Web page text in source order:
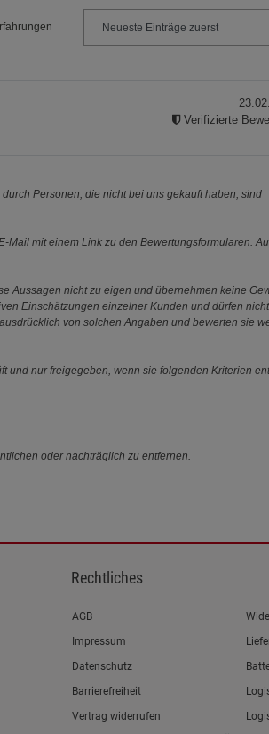
Verifizierte
Personen, die nicht bei uns gekauft haben, sind
mit einem Link zu den Bewertungsformularen.
Aussagen nicht zu eigen und übernehmen keine
Einschätzungen einzelner Kunden und dürfen
von solchen Angaben und bewerten sie
und nur freigegeben, wenn sie folgenden Kriterien
oder nachträglich zu entfernen.
Rechtliches
Link zum/zur
AGB
Link zum/zur
Impressum
Link zum/zur
Datenschutz
Link zum/zur
Barrierefreiheit
Vertrag widerrufen